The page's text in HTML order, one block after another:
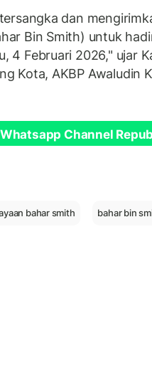
dan
Bin Smith) untuk
4 Februari 2026," ujar
Kota, AKBP Awaludin
Channel
bahar smith bahar bin